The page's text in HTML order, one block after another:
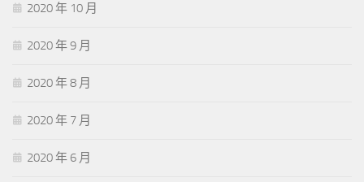
2020 年 10 月
2020 年 9 月
2020 年 8 月
2020 年 7 月
2020 年 6 月